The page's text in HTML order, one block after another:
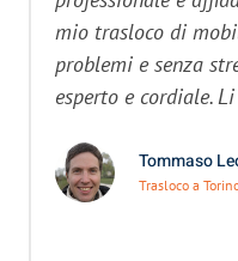
mio trasloco di
problemi e senza
esperto e cordiale.
Tommaso
Trasloco a